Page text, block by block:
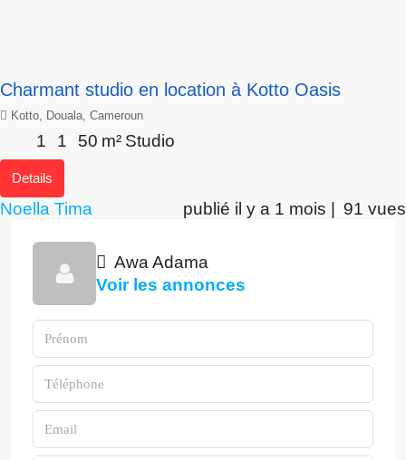
Charmant studio en location à Kotto Oasis
Kotto, Douala, Cameroun
1 1 50 m² Studio
Details
Noella Tima publié il y a 1 mois | 91 vues
Awa Adama
Voir les annonces